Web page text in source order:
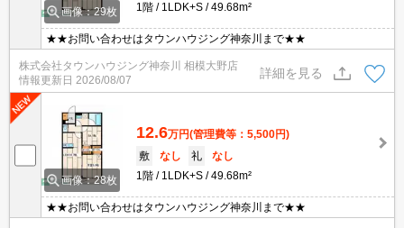
画像：29枚
1階
1LDK+S 49.68m²
★★お問い合わせはタウンハウジング神奈川まで★★
株式会社タウンハウジング神奈川 相模大野店
情報更新日 2026/08/07
詳細を見る
画像：28枚
12.6万円(管理費等：5,500円)
敷
なし 礼
なし
1階
1LDK+S 49.68m²
★★お問い合わせはタウンハウジング神奈川まで★★